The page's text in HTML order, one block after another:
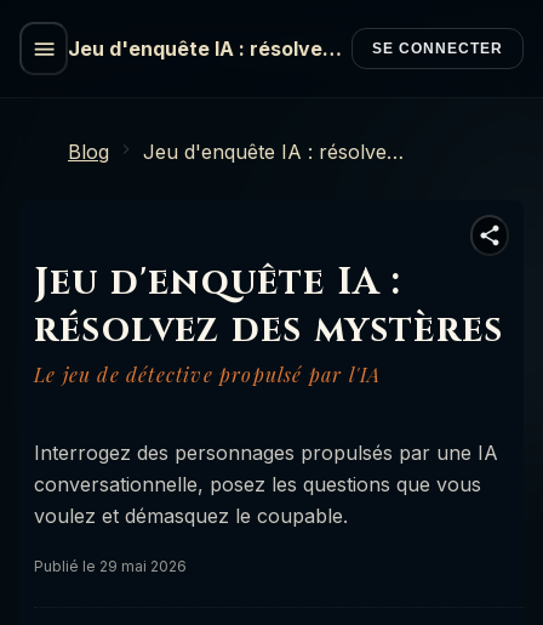
Jeu d'enquête IA : résolvez
SE CONNECTER
Blog Jeu d'enquête IA : résolvez des mystères
Jeu d'enquête IA :
résolvez des mystères
Le jeu de détective propulsé par l'IA
Interrogez des personnages propulsés par une IA
conversationnelle, posez les questions que vous
voulez et démasquez le coupable.
Publié le 29 mai 2026